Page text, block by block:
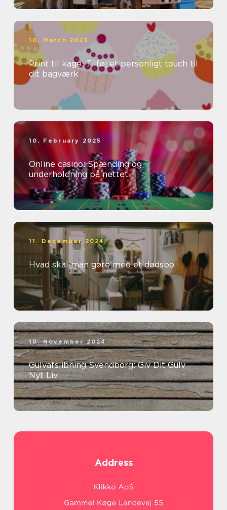
10. March 2025
Print til kage: Tilføj et personligt touch til
dit bagværk
10. February 2025
Online casino: Spænding og
underholdning på nettet
11. December 2024
Hvad skal man gøre med et dødsbo
10. November 2024
Gulvafslibning Svendborg: Giv Dit Gulv
Nyt Liv
Address